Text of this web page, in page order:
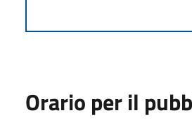
Orario per il